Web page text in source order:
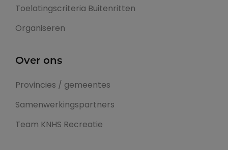
Toelatingscriteria Buitenritten
Organiseren
Over ons
Provincies / gemeentes
Samenwerkingspartners
Team KNHS Recreatie